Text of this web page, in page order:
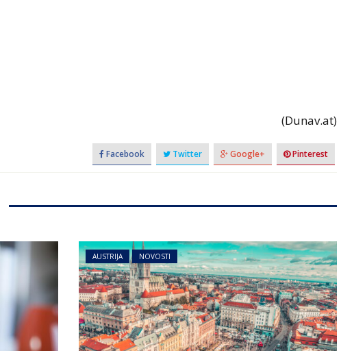
(Dunav.at)
Facebook Twitter Google+ Pinterest
AUSTRIJA NOVOSTI